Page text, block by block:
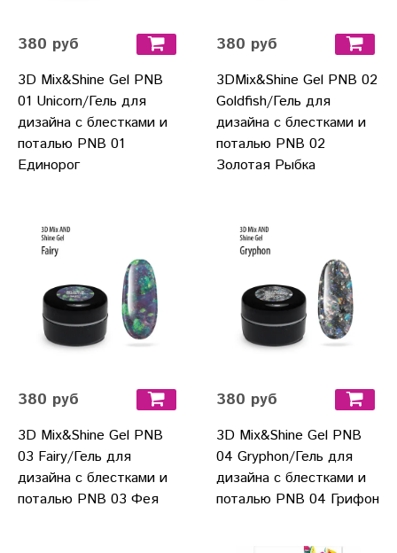
380 руб
3D Mix&Shine Gel PNB
01 Unicorn/Гель для
дизайна с блестками и
поталью PNB 01
Единорог
380 руб
3DMix&Shine Gel PNB 02
Goldfish/Гель для
дизайна с блестками и
поталью PNB 02
Золотая Рыбка
380 руб
3D Mix&Shine Gel PNB
03 Fairy/Гель для
дизайна с блестками и
поталью PNB 03 Фея
380 руб
3D Mix&Shine Gel PNB
04 Gryphon/Гель для
дизайна с блестками и
поталью PNB 04 Грифон